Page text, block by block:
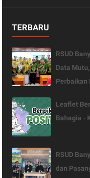
TERBARU
RSUD
Data
Perbaikan
Leaflet
Bahagia -
RSUD
dan